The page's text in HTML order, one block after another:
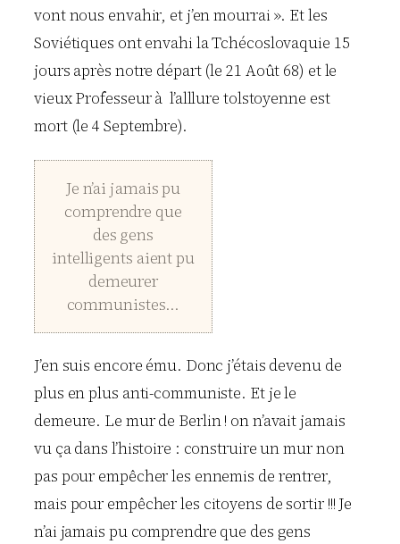
vont nous envahir, et j’en mourrai ». Et les
Soviétiques ont envahi la Tchécoslovaquie 15
jours après notre départ (le 21 Août 68) et le
vieux Professeur à l’alllure tolstoyenne est
mort (le 4 Septembre).
Je n’ai jamais pu
comprendre que
des gens
intelligents aient pu
demeurer
communistes…
J’en suis encore ému. Donc j’étais devenu de
plus en plus anti-communiste. Et je le
demeure. Le mur de Berlin ! on n’avait jamais
vu ça dans l’histoire : construire un mur non
pas pour empêcher les ennemis de rentrer,
mais pour empêcher les citoyens de sortir !!! Je
n’ai jamais pu comprendre que des gens